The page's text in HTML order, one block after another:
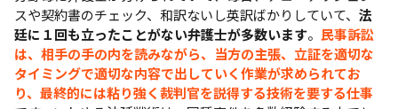
スや契約書のチェック、和訳ないし英訳ばかりしていて、 法
廷に１回も立ったことがない弁護士が多数います。 民事訴訟
は、相手の手の内を読みながら、当方の主張、立証を適切な
タイミングで適切な内容で出していく作業が求められてお
り、最終的には粘り強く裁判官を説得する技術を要する仕事